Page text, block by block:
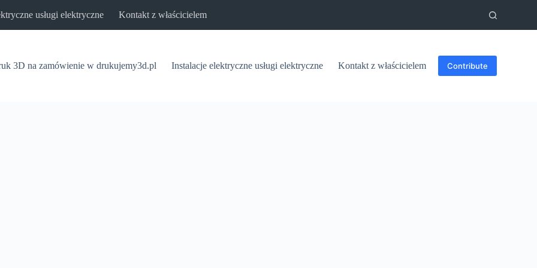
usługi elektryczne Kontakt z właścicielem
3D na zamówienie w drukujemy3d.pl Instalacje elektryczne usługi elektryczne Kontakt z właścicielem Contribute